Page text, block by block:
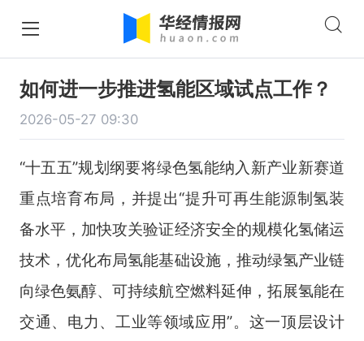
如何进一步推进氢能区域试点工作？
2026-05-27 09:30
“十五五”规划纲要将绿色氢能纳入新产业新赛道
重点培育布局，并提出“提升可再生能源制氢装
备水平，加快攻关验证经济安全的规模化氢储运
技术，优化布局氢能基础设施，推动绿氢产业链
向绿色氨醇、可持续航空燃料延伸，拓展氢能在
交通、电力、工业等领域应用”。这一顶层设计